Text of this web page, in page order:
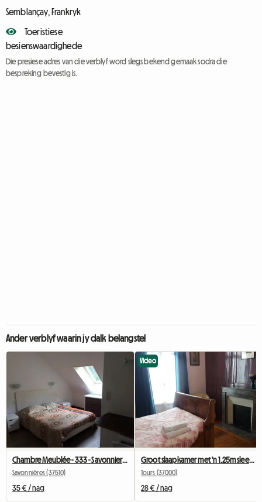
Semblançay, Frankryk
Toeristiese
besienswaardighede
Die presiese adres van die verblyf word slegs bekend gemaak sodra die
bespreking bevestig is.
Ander verblyf waarin jy dalk belangstel
Chambre Meublée - 333 - Savonnieres - Voiture Conseillée
Savonnières (37510)
35 € / nag
Video
Groot slaapkamer met 'n 1.25m sleebed en kosbare meubels
Tours (37000)
28 € / nag